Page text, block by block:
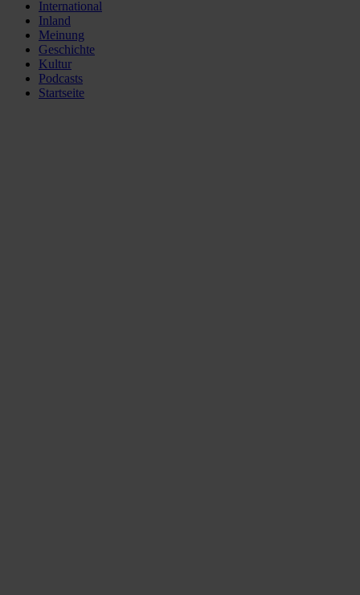
International
Inland
Meinung
Geschichte
Kultur
Podcasts
Startseite